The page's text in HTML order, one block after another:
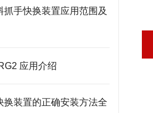
抓手快换装置应用范围及
应用介绍
换装置的正确安装方法全